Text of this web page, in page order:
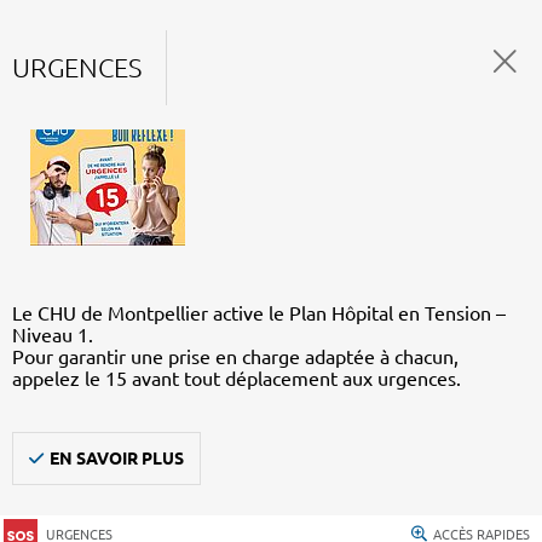
URGENCES
Le CHU de Montpellier active le Plan Hôpital en Tension –
Niveau 1.
Pour garantir une prise en charge adaptée à chacun,
appelez le 15 avant tout déplacement aux urgences.
EN SAVOIR PLUS
URGENCES ACCÈS RAPIDES